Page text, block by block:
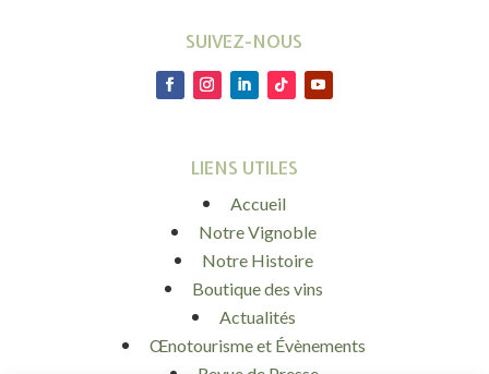
SUIVEZ-NOUS
LIENS UTILES
Accueil
Notre Vignoble
Notre Histoire
Boutique des vins
Actualités
Œnotourisme et Évènements